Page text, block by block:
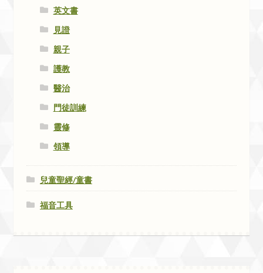
英文書
見證
親子
護教
醫治
門徒訓練
靈修
領導
兒童聖經/童書
福音工具